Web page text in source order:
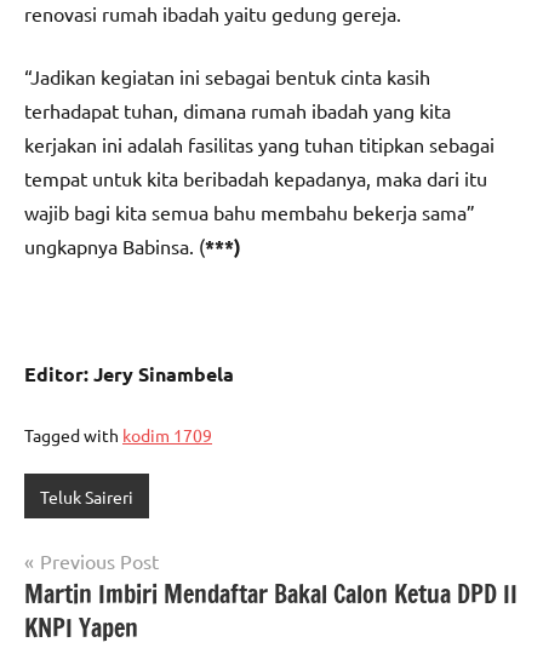
renovasi rumah ibadah yaitu gedung gereja.
“Jadikan kegiatan ini sebagai bentuk cinta kasih
terhadapat tuhan, dimana rumah ibadah yang kita
kerjakan ini adalah fasilitas yang tuhan titipkan sebagai
tempat untuk kita beribadah kepadanya, maka dari itu
wajib bagi kita semua bahu membahu bekerja sama”
ungkapnya Babinsa. (***)
Editor: Jery Sinambela
Tagged with kodim 1709
Teluk Saireri
Navigasi
pos
Previous Post
Martin Imbiri Mendaftar Bakal Calon Ketua DPD II
KNPI Yapen